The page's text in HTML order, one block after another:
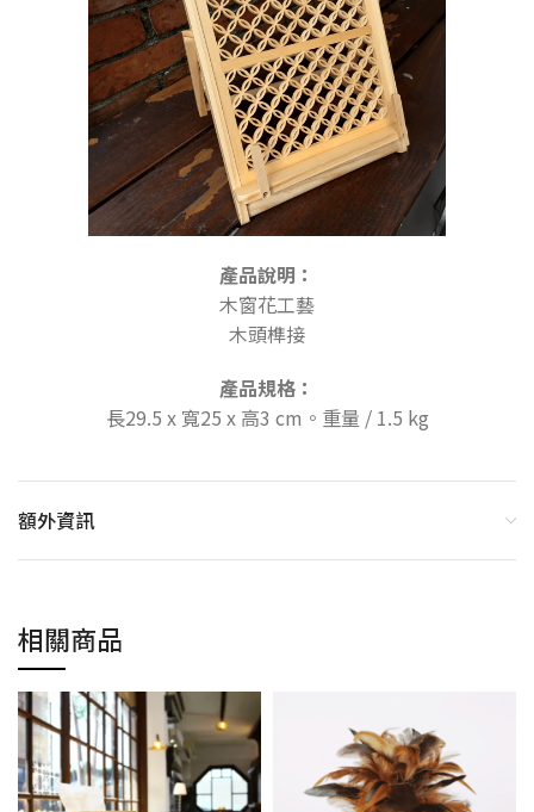
產品說明：
木窗花工藝
木頭榫接
產品規格：
長29.5 x 寬25 x 高3 cm。重量 / 1.5 kg
額外資訊
相關商品